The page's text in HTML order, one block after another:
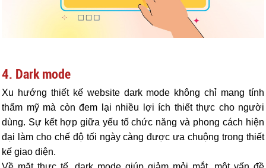
4. Dark mode
Xu hướng thiết kế website dark mode không chỉ mang tính
thẩm mỹ mà còn đem lại nhiều lợi ích thiết thực cho người
dùng. Sự kết hợp giữa yếu tố chức năng và phong cách hiện
đại làm cho chế độ tối ngày càng được ưa chuộng trong thiết
kế giao diện.